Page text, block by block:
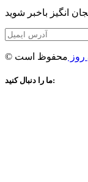
ما را دنبال کنید: